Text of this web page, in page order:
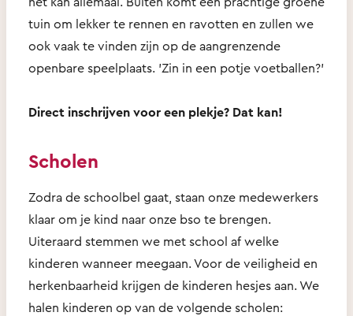
tuin om lekker te rennen en ravotten en zullen we
ook vaak te vinden zijn op de aangrenzende
openbare speelplaats. 'Zin in een potje voetballen?'
Direct inschrijven voor een plekje? Dat kan!
Scholen
Zodra de schoolbel gaat, staan onze medewerkers
klaar om je kind naar onze bso te brengen.
Uiteraard stemmen we met school af welke
kinderen wanneer meegaan. Voor de veiligheid en
herkenbaarheid krijgen de kinderen hesjes aan. We
halen kinderen op van de volgende scholen: